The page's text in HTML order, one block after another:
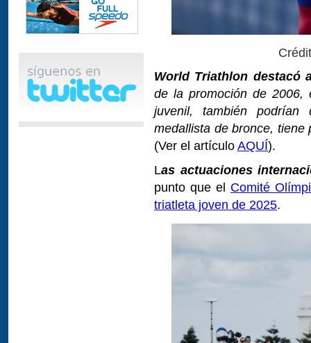
World Triathlon destacó
de la promoción de
juvenil, también podrían
medallista de bronce,
(Ver el artículoAQUÍ).
Las actuaciones
punto que el Comité
triatleta joven de 2025.